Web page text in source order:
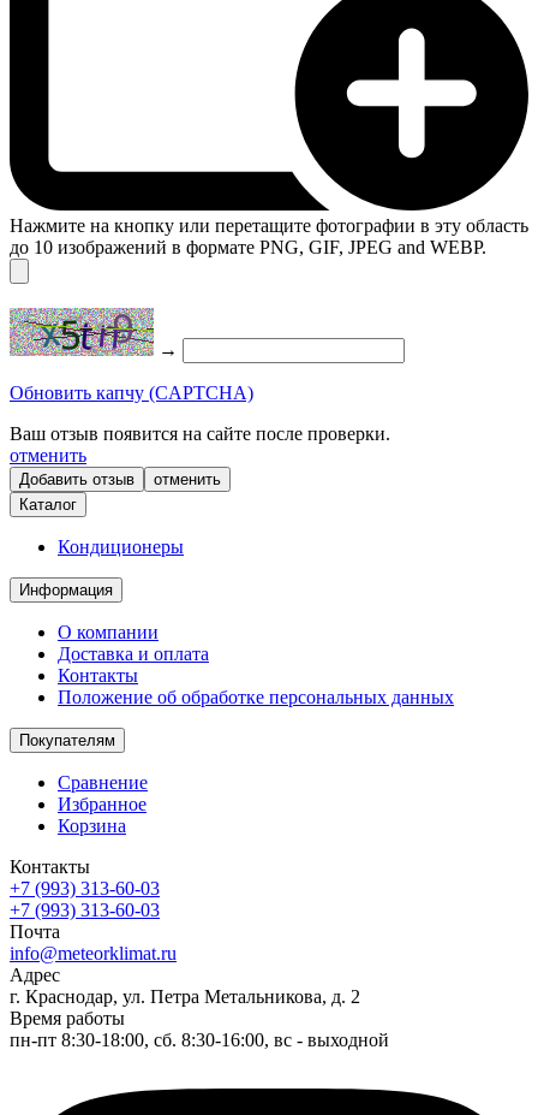
Нажмите на кнопку или перетащите фотографии в эту область
до 10 изображений в формате PNG, GIF, JPEG and WEBP.
→
Обновить капчу (CAPTCHA)
Ваш отзыв появится на сайте после проверки.
отменить
отменить
Каталог
Кондиционеры
Информация
О компании
Доставка и оплата
Контакты
Положение об обработке персональных данных
Покупателям
Сравнение
Избранное
Корзина
Контакты
+7 (993) 313-60-03
+7 (993) 313-60-03
Почта
info@meteorklimat.ru
Адрес
г. Краснодар, ул. Петра Метальникова, д. 2
Время работы
пн-пт 8:30-18:00, сб. 8:30-16:00, вс - выходной